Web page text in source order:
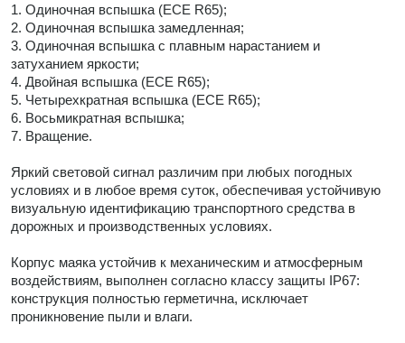
1. Одиночная вспышка (ECE R65);
2. Одиночная вспышка замедленная;
3. Одиночная вспышка с плавным нарастанием и
затуханием яркости;
4. Двойная вспышка (ECE R65);
5. Четырехкратная вспышка (ECE R65);
6. Восьмикратная вспышка;
7. Вращение.
Яркий световой сигнал различим при любых погодных
условиях и в любое время суток, обеспечивая устойчивую
визуальную идентификацию транспортного средства в
дорожных и производственных условиях.
Корпус маяка устойчив к механическим и атмосферным
воздействиям, выполнен согласно классу защиты IP67:
конструкция полностью герметична, исключает
проникновение пыли и влаги.